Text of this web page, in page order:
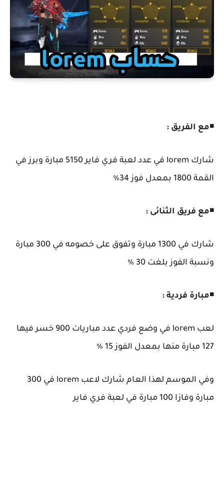
◾مع الفريق :
شارك lorem في عدد لعبة فري فاير 5150 مبارة وبرز في
القمة 1800 بمعدل فوز 34٪
◾مع فريق الثنائى :
شارك في 1300 مبارة وتفوق على خصومه في 300 مبارة
ونسبة الفوز بلغت 30 ٪
◾مبارة فردية :
لعب lorem في وضع فردي عدد مباريات 900 خسر فيها
127 مبارة منها بمعدل الفوز 15 ٪
وفي الموسم لهذا العام شارك لاعب lorem في 300
مبارة وفازا 100 مبارة في لعبة فري فاير